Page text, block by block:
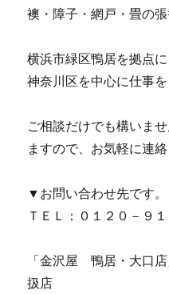
襖・障子・網戸・畳の張
横浜市緑区鴨居を拠点
神奈川区を中心に仕事を
ご相談だけでも構いま
ますので、お気軽に連
▼お問い合わせ先です。
ＴＥＬ：０１２０－９
「金沢屋 鴨居・大口
扱店